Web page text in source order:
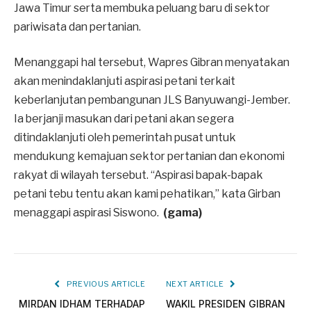
Jawa Timur serta membuka peluang baru di sektor
pariwisata dan pertanian.
Menanggapi hal tersebut, Wapres Gibran menyatakan
akan menindaklanjuti aspirasi petani terkait
keberlanjutan pembangunan JLS Banyuwangi-Jember.
Ia berjanji masukan dari petani akan segera
ditindaklanjuti oleh pemerintah pusat untuk
mendukung kemajuan sektor pertanian dan ekonomi
rakyat di wilayah tersebut. “Aspirasi bapak-bapak
petani tebu tentu akan kami pehatikan,” kata Girban
menaggapi aspirasi Siswono. (gama)
PREVIOUS ARTICLE
MIRDAN IDHAM TERHADAP
NEXT ARTICLE
WAKIL PRESIDEN GIBRAN